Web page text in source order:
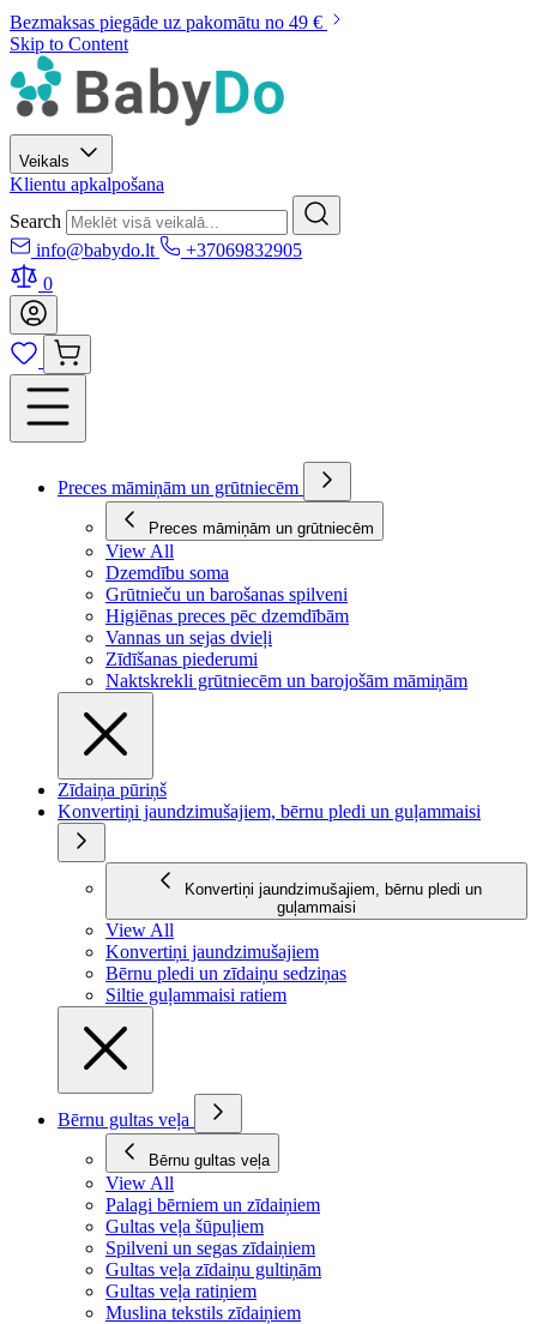
Bezmaksas piegāde uz pakomātu no 49 €
Skip to Content
Veikals
Klientu apkalpošana
Search
info@babydo.lt
+37069832905
0
Preces māmiņām un grūtniecēm
Preces māmiņām un grūtniecēm
View All
Dzemdību soma
Grūtnieču un barošanas spilveni
Higiēnas preces pēc dzemdībām
Vannas un sejas dvieļi
Zīdīšanas piederumi
Naktskrekli grūtniecēm un barojošām māmiņām
Zīdaiņa pūriņš
Konvertiņi jaundzimušajiem, bērnu pledi un guļammaisi
Konvertiņi jaundzimušajiem, bērnu pledi un
guļammaisi
View All
Konvertiņi jaundzimušajiem
Bērnu pledi un zīdaiņu sedziņas
Siltie guļammaisi ratiem
Bērnu gultas veļa
Bērnu gultas veļa
View All
Palagi bērniem un zīdaiņiem
Gultas veļa šūpuļiem
Spilveni un segas zīdaiņiem
Gultas veļa zīdaiņu gultiņām
Gultas veļa ratiņiem
Muslina tekstils zīdaiņiem